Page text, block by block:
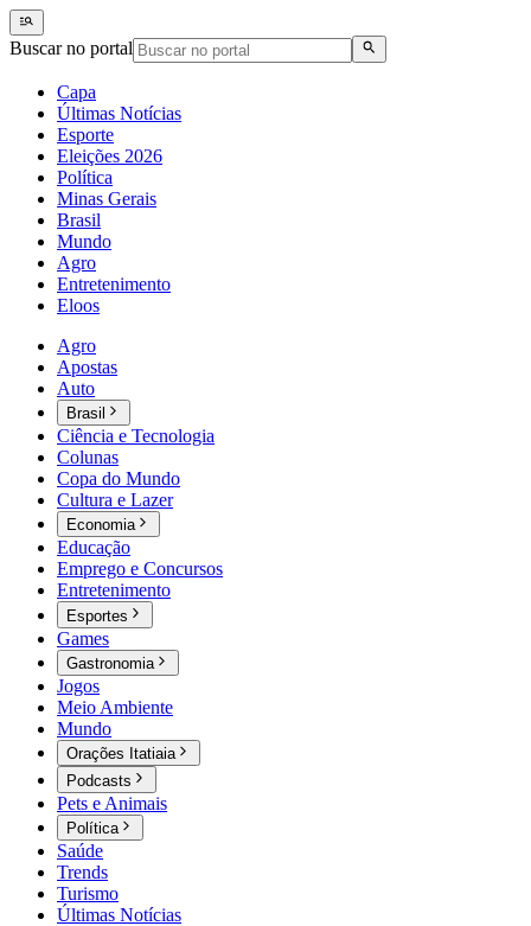
Buscar no portal
Capa
Últimas Notícias
Esporte
Eleições 2026
Política
Minas Gerais
Brasil
Mundo
Agro
Entretenimento
Eloos
Agro
Apostas
Auto
Brasil
Ciência e Tecnologia
Colunas
Copa do Mundo
Cultura e Lazer
Economia
Educação
Emprego e Concursos
Entretenimento
Esportes
Games
Gastronomia
Jogos
Meio Ambiente
Mundo
Orações Itatiaia
Podcasts
Pets e Animais
Política
Saúde
Trends
Turismo
Últimas Notícias